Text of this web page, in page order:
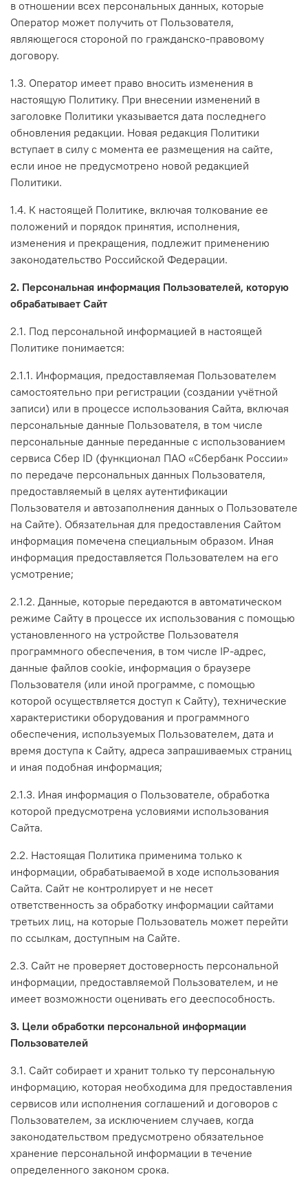
в отношении всех персональных данных, которые
Оператор может получить от Пользователя,
являющегося стороной по гражданско-правовому
договору.
1.3. Оператор имеет право вносить изменения в
настоящую Политику. При внесении изменений в
заголовке Политики указывается дата последнего
обновления редакции. Новая редакция Политики
вступает в силу с момента ее размещения на сайте,
если иное не предусмотрено новой редакцией
Политики.
1.4. К настоящей Политике, включая толкование ее
положений и порядок принятия, исполнения,
изменения и прекращения, подлежит применению
законодательство Российской Федерации.
2. Персональная информация Пользователей, которую
обрабатывает Сайт
2.1. Под персональной информацией в настоящей
Политике понимается:
2.1.1. Информация, предоставляемая Пользователем
самостоятельно при регистрации (создании учётной
записи) или в процессе использования Сайта, включая
персональные данные Пользователя, в том числе
персональные данные переданные с использованием
сервиса Сбер ID (функционал ПАО «Сбербанк России»
по передаче персональных данных Пользователя,
предоставляемый в целях аутентификации
Пользователя и автозаполнения данных о Пользователе
на Сайте). Обязательная для предоставления Сайтом
информация помечена специальным образом. Иная
информация предоставляется Пользователем на его
усмотрение;
2.1.2. Данные, которые передаются в автоматическом
режиме Сайту в процессе их использования с помощью
установленного на устройстве Пользователя
программного обеспечения, в том числе IP-адрес,
данные файлов cookie, информация о браузере
Пользователя (или иной программе, с помощью
которой осуществляется доступ к Сайту), технические
характеристики оборудования и программного
обеспечения, используемых Пользователем, дата и
время доступа к Сайту, адреса запрашиваемых страниц
и иная подобная информация;
2.1.3. Иная информация о Пользователе, обработка
которой предусмотрена условиями использования
Сайта.
2.2. Настоящая Политика применима только к
информации, обрабатываемой в ходе использования
Сайта. Сайт не контролирует и не несет
ответственность за обработку информации сайтами
третьих лиц, на которые Пользователь может перейти
по ссылкам, доступным на Сайте.
2.3. Сайт не проверяет достоверность персональной
информации, предоставляемой Пользователем, и не
имеет возможности оценивать его дееспособность.
3. Цели обработки персональной информации
Пользователей
3.1. Сайт собирает и хранит только ту персональную
информацию, которая необходима для предоставления
сервисов или исполнения соглашений и договоров с
Пользователем, за исключением случаев, когда
законодательством предусмотрено обязательное
хранение персональной информации в течение
определенного законом срока.